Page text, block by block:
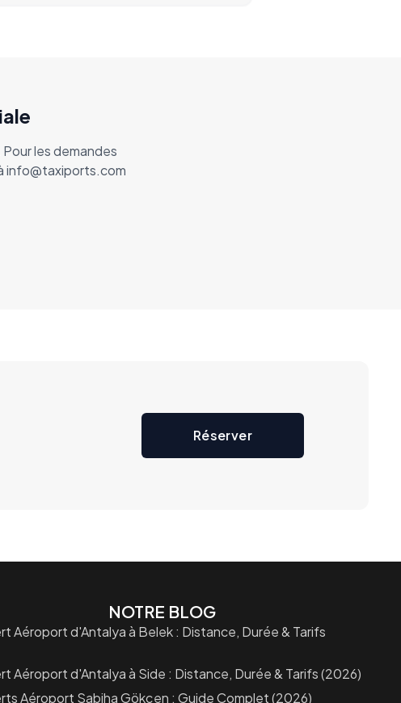
les demandes
info@taxiports.com
Réserver
NOTRE BLOG
Aéroport d'Antalya à Belek : Distance, Durée & Tarifs
Aéroport d'Antalya à Side : Distance, Durée & Tarifs (2026)
Aéroport Sabiha Gökçen : Guide Complet (2026)